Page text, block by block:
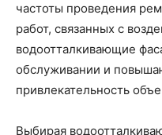
частоты проведения
работ, связанных с
водоотталкивающие
обслуживании и
привлекательность
Выбирая